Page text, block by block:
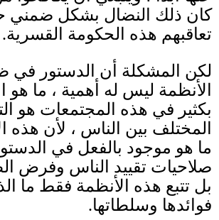
كان ذلك النضال بشكل ضمني
تعاقبهم هذه الحكومة القسرية.
لكن المشكلة أن الدستور في
الأنظمة ليس له أهمية ، ما هو
بكثير في هذه المجتمعات هو
المختلف بين الناس ، لأن هذه
ما هو موجود بالفعل في
صلاحيات تقييد الناس وفرض
بل تتبع هذه الأنظمة فقط ما
فوائدها وسلطاتها.